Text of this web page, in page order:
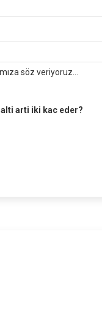
söz veriyoruz...
alti arti iki kac eder?